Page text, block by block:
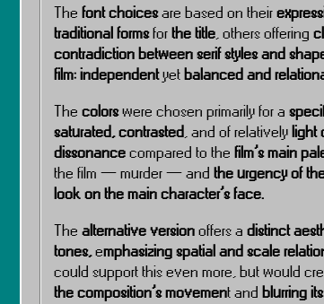
The font choicesare based on their
traditional formsforthe title, others offering
contradiction between serif styles and
film: independentyetbalanced and
The colorswere chosen primarily for a
saturated, contrasted, and of relativelylight
dissonancecompared to the film’s main
the film — murder — and the urgency of
look on the main character’s face.
The alternative versionoffers a distinct
tones,emphasizing spatial and scale
could support this even more, but would
the composition’s movement and blurring